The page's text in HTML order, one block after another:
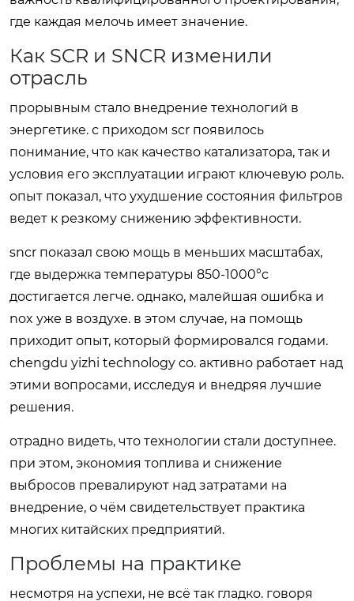
где каждая мелочь имеет значение.
Как SCR и SNCR изменили
отрасль
прорывным стало внедрение технологий в
энергетике. с приходом scr появилось
понимание, что как качество катализатора, так и
условия его эксплуатации играют ключевую роль.
опыт показал, что ухудшение состояния фильтров
ведет к резкому снижению эффективности.
sncr показал свою мощь в меньших масштабах,
где выдержка температуры 850-1000°c
достигается легче. однако, малейшая ошибка и
nox уже в воздухе. в этом случае, на помощь
приходит опыт, который формировался годами.
chengdu yizhi technology co. активно работает над
этими вопросами, исследуя и внедряя лучшие
решения.
отрадно видеть, что технологии стали доступнее.
при этом, экономия топлива и снижение
выбросов превалируют над затратами на
внедрение, о чём свидетельствует практика
многих китайских предприятий.
Проблемы на практике
несмотря на успехи, не всё так гладко. говоря